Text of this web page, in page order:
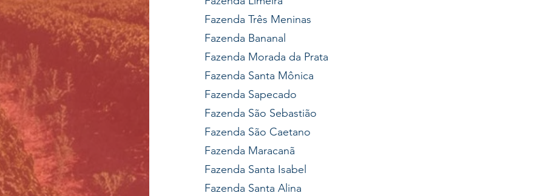
Fazenda Três Meninas
Fazenda Bananal
Fazenda Morada da Prata
Fazenda Santa Mônica
Fazenda Sapecado
Fazenda São Sebastião
Fazenda São Caetano
Fazenda Maracanã
Fazenda Santa Isabel
Fazenda Santa Alina